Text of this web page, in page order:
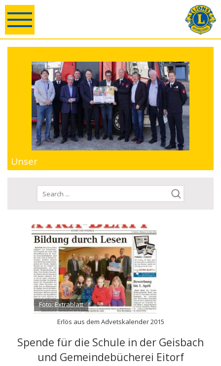
Unser
Foto: Extrablatt
Erlös aus dem Advetskalender 2015
Spende für die Schule in der Geisbach
und Gemeindebücherei Eitorf